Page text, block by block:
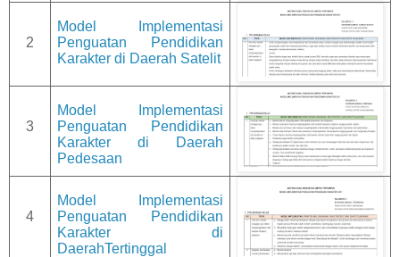
2
Model Implementasi
Penguatan Pendidikan
Karakter di Daerah Satelit
3
Model Implementasi
Penguatan Pendidikan
Karakter di Daerah
Pedesaan
4
Model Implementasi
Penguatan Pendidikan
Karakter di
DaerahTertinggal